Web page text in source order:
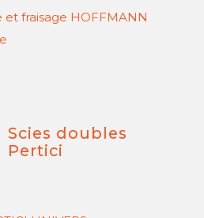
fraisage HOFFMANN
Scies doubles
Pertici